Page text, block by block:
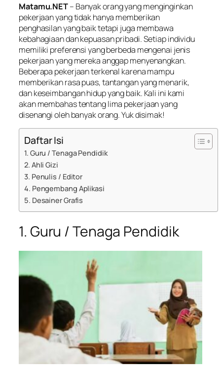
Matamu.NET– Banyak orang yang menginginkan
pekerjaan yang tidak hanya memberikan
penghasilan yang baik tetapi juga membawa
kebahagiaan dan kepuasan pribadi. Setiap individu
memiliki preferensi yang berbeda mengenai jenis
pekerjaan yang mereka anggap menyenangkan.
Beberapa pekerjaan terkenal karena mampu
memberikan rasa puas, tantangan yang menarik,
dan keseimbangan hidup yang baik. Kali ini kami
akan membahas tentang lima pekerjaan yang
disenangi oleh banyak orang. Yuk disimak!
Daftar Isi
1. Guru / Tenaga Pendidik
2. Ahli Gizi
3. Penulis / Editor
4. Pengembang Aplikasi
5. Desainer Grafis
1. Guru / Tenaga Pendidik